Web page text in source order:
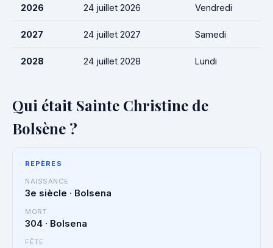
2026 24 juillet 2026 Vendredi
2027 24 juillet 2027 Samedi
2028 24 juillet 2028 Lundi
Qui était Sainte Christine de
Bolsène ?
REPÈRES
NAISSANCE
3e siècle · Bolsena
MORT
304 · Bolsena
FÊTE